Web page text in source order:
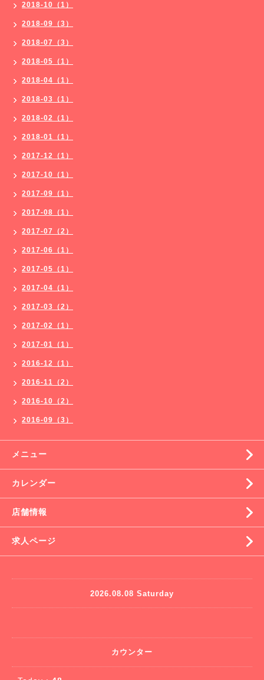
2018-10（1）
2018-09（3）
2018-07（3）
2018-05（1）
2018-04（1）
2018-03（1）
2018-02（1）
2018-01（1）
2017-12（1）
2017-10（1）
2017-09（1）
2017-08（1）
2017-07（2）
2017-06（1）
2017-05（1）
2017-04（1）
2017-03（2）
2017-02（1）
2017-01（1）
2016-12（1）
2016-11（2）
2016-10（2）
2016-09（3）
メニュー
カレンダー
店舗情報
求人ページ
2026.08.08 Saturday
カウンター